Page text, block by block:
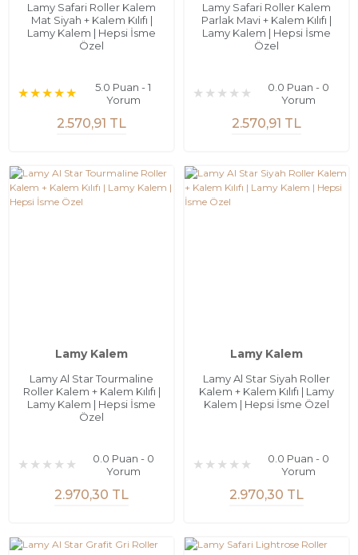
Lamy Safari Roller Kalem
Mat Siyah + Kalem Kılıfı |
Lamy Kalem | Hepsi İsme
Özel
5.0 Puan - 1
Yorum
2.570,91 TL
Lamy Safari Roller Kalem
Parlak Mavi + Kalem Kılıfı |
Lamy Kalem | Hepsi İsme
Özel
0.0 Puan - 0
Yorum
2.570,91 TL
Lamy Kalem
Lamy Al Star Tourmaline
Roller Kalem + Kalem Kılıfı |
Lamy Kalem | Hepsi İsme
Özel
0.0 Puan - 0
Yorum
2.970,30 TL
Lamy Kalem
Lamy Al Star Siyah Roller
Kalem + Kalem Kılıfı | Lamy
Kalem | Hepsi İsme Özel
0.0 Puan - 0
Yorum
2.970,30 TL